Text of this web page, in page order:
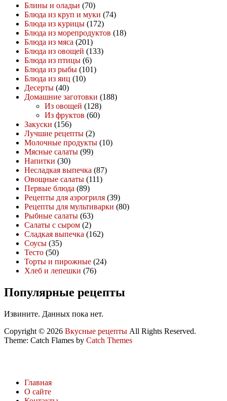
Блины и оладьи (70)
Блюда из круп и муки (74)
Блюда из курицы (172)
Блюда из морепродуктов (18)
Блюда из мяса (201)
Блюда из овощей (133)
Блюда из птицы (6)
Блюда из рыбы (101)
Блюда из яиц (10)
Десерты (40)
Домашние заготовки (188)
Из овощей (128)
Из фруктов (60)
Закуски (156)
Лучшие рецепты (2)
Молочные продукты (10)
Мясные салаты (99)
Напитки (30)
Несладкая выпечка (87)
Овощные салаты (111)
Первые блюда (89)
Рецепты для аэрогриля (39)
Рецепты для мультиварки (80)
Рыбные салаты (63)
Салаты с сыром (2)
Сладкая выпечка (162)
Соусы (35)
Тесто (50)
Торты и пирожные (24)
Хлеб и лепешки (76)
Популярные рецепты
Извините. Данных пока нет.
Copyright © 2026 Вкусные рецепты All Rights Reserved.
Theme: Catch Flames by Catch Themes
Главная
О сайте